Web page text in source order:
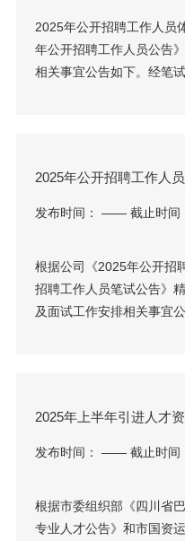
2025年公开招聘工作人员
年公开招聘工作人员公告
相关事宜公告如下。经笔
2025年公开招聘工作人
发布时间： —— 截止时间
根据公司《2025年公开招
招聘工作人员笔试公告》
及面试工作安排相关事宜
2025年上半年引进人才
发布时间： —— 截止时间
根据市委组织部《四川省
专业人才公告》和市国资